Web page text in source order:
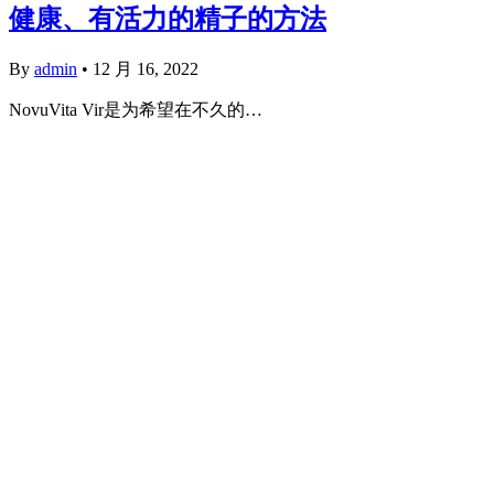
健康、有活力的精子的方法
By admin • 12 月 16, 2022
NovuVita Vir是为希望在不久的…